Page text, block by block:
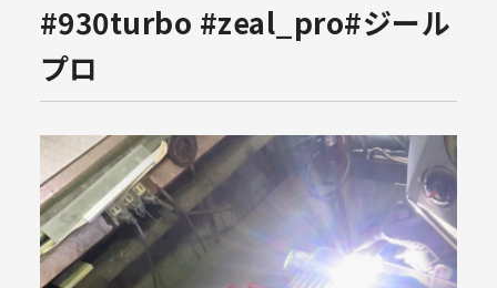
#930turbo #zeal_pro#ジール
プロ